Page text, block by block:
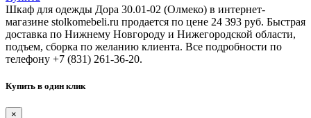
Шкаф для одежды Дора 30.01-02 (Олмеко) в интернет-
магазине stolkomebeli.ru продается по цене 24 393 руб. Быстрая
доставка по Нижнему Новгороду и Нижегородской области,
подъем, сборка по желанию клиента. Все подробности по
телефону +7 (831) 261-36-20.
Купить в один клик
×